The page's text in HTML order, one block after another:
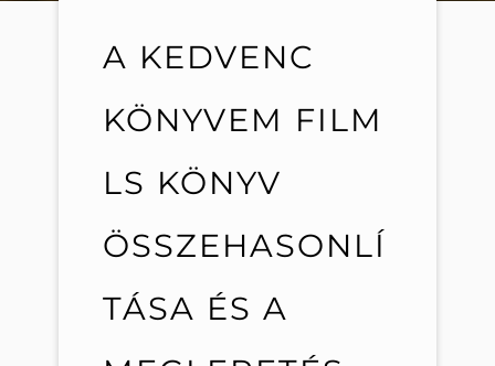
A KEDVENC
KÖNYVEM FILM
LS KÖNYV
ÖSSZEHASONLÍ
TÁSA ÉS A